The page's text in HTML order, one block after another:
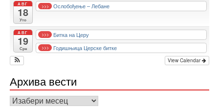
АВГ
18
Уто
>>> Ослобођење – Лебане
АВГ
19
Сре
>>> Битка на Церу
>>> Годишњица Церске битке
View Calendar
Архива вести
Архива